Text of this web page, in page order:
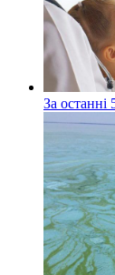
За останні